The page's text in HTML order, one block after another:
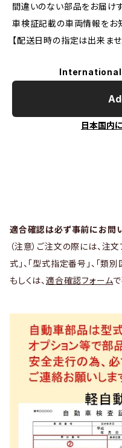
間違いのない部品をお届け
車検証記載の車両情報をお
【配送日時の指定は出来ませ
日本国内
適合確認は必ず事前にお問
（注意）ご注文の際には、注
式」、「型式指定番号」、「類
もしくは、 適合確認フォーム